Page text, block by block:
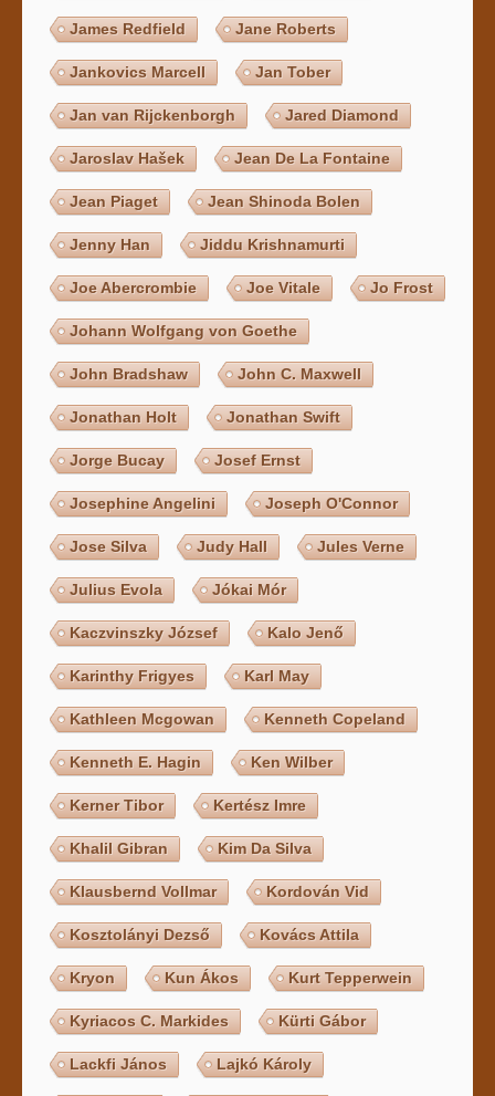
James Redfield Jane Roberts
Jankovics Marcell Jan Tober
Jan van Rijckenborgh Jared Diamond
Jaroslav Hašek Jean De La Fontaine
Jean Piaget Jean Shinoda Bolen
Jenny Han Jiddu Krishnamurti
Joe Abercrombie Joe Vitale Jo Frost
Johann Wolfgang von Goethe
John Bradshaw John C. Maxwell
Jonathan Holt Jonathan Swift
Jorge Bucay Josef Ernst
Josephine Angelini Joseph O'Connor
Jose Silva Judy Hall Jules Verne
Julius Evola Jókai Mór
Kaczvinszky József Kalo Jenő
Karinthy Frigyes Karl May
Kathleen Mcgowan Kenneth Copeland
Kenneth E. Hagin Ken Wilber
Kerner Tibor Kertész Imre
Khalil Gibran Kim Da Silva
Klausbernd Vollmar Kordován Vid
Kosztolányi Dezső Kovács Attila
Kryon Kun Ákos Kurt Tepperwein
Kyriacos C. Markides Kürti Gábor
Lackfi János Lajkó Károly